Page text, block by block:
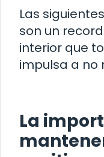
Las
son un
interior que
impulsa a no
La